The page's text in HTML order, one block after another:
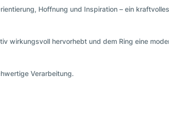
Hoffnung und Inspiration – ein
wirkungsvoll hervorhebt und dem Ring eine
Verarbeitung.